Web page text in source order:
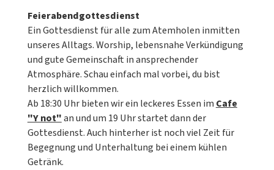
Feierabendgottesdienst
Ein Gottesdienst für alle zum Atemholen inmitten
unseres Alltags. Worship, lebensnahe Verkündigung
und gute Gemeinschaft in ansprechender
Atmosphäre. Schau einfach mal vorbei, du bist
herzlich willkommen.
Ab 18:30 Uhr bieten wir ein leckeres Essen imCafe
"Y not"an und um 19 Uhr startet dann der
Gottesdienst. Auch hinterher ist noch viel Zeit für
Begegnung und Unterhaltung bei einem kühlen
Getränk.